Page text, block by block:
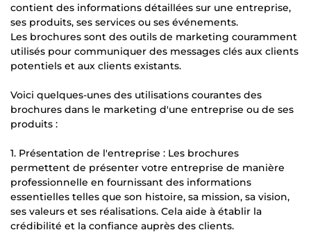
contient des informations détaillées sur une entreprise,
ses produits, ses services ou ses événements.
Les brochures sont des outils de marketing couramment
utilisés pour communiquer des messages clés aux clients
potentiels et aux clients existants.
Voici quelques-unes des utilisations courantes des
brochures dans le marketing d'une entreprise ou de ses
produits :
1. Présentation de l'entreprise : Les brochures
permettent de présenter votre entreprise de manière
professionnelle en fournissant des informations
essentielles telles que son histoire, sa mission, sa vision,
ses valeurs et ses réalisations. Cela aide à établir la
crédibilité et la confiance auprès des clients.